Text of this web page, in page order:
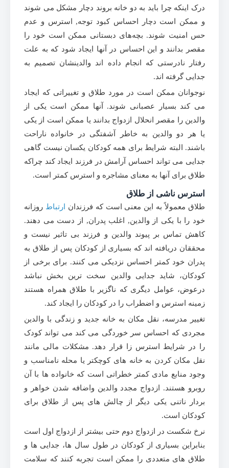
درک اینکه چرا باید به دو خانه بروند دچار مشکل می شوند
و ممکن است دچار احساس کبود توجه, استرس و عدم
حس امنیت شوند. بچه‌های دبستانی ممکن است خود را
مقصر بدانند و این احساس در آنها ایجاد شود که به علت
رفتار نادرستی که انجام داده اند والدینشان تصمیم به
جدایی گرفته اند.
نوجوانان ممکن است در مورد طلاق و تغییراتی که ایجاد
می کند بسیار عصبانی شوند. آنها ممکن است یکی از
والدین را مقصر انحلال ازدواج بدانند یا ممکن است از یکی
یا هر دو والدین به خاطر آشفتگی در خانواده ناراحت
باشند. البته شرایط برای همه کودکان یکسان نیست گاهی
جدایی می تواند احساس آرامش در فرزند ایجاد کند چراکه
طلاق برای آنها به معنای مشاجره و استرس کمتر است.
استرس ناشی از طلاق
طلاق معمولاً به این معنی است که فرزندان ارتباط روزانه
خود را با یکی از والدین, اغلب پدران, از دست می دهند.
کاهش تماس بر پیوند والدین و فرزند بی تاثیر نیست و
محققان دریافته اند که بسیاری از کودکان پس از طلاق به
پدران خود کمتر احساس نزدیکی می کنند. برای برخی از
کودکان، شاید جدایی والدین سخت ترین بخش نباشد
درعوض، عوامل دیگری که ناگزیر با طلاق همراه هستند
زمینه استرس و اضطراب را در کودکان را ایجاد کند.
تغییر مدرسه، نقل مکان به خانه جدید و زندگی با والدین
مجردی که احساس سر خوردگی می کند می تواند کودک
را در شرایط استرس زا قرار دهد. مشکلات مالی مانند
نقل مکان کردن به خانه های کوچکتر یا محله نامناسب و
وجود منابع مادی کمتر خطراتی است که خانواده ها با آن
روبرو هستند. ازدواج مجدد والدین واضافه شدن خواهر و
بردار ناتنی یکی دیگر از چالش های پس از طلاق برای
کودکان است.
نرخ شکست در ازدواج دوم حتی بیشتر از ازدواج اول است
بنابراین بسیاری از کودکان در طول سال ها، جدایی ها و
طلاق های متعددی را ممکن است تجربه کنند که سلامت